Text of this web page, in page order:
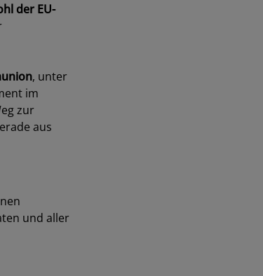
der EU-
, unter
im
zur
aus
und aller